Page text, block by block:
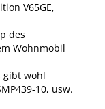
V65GE,
des
Wohnmobil
gibt wohl
10, usw.